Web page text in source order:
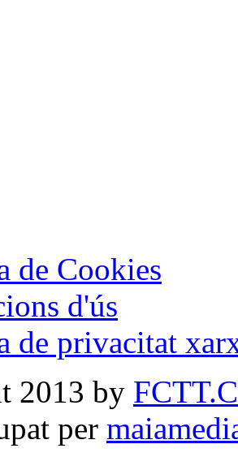
de Cookies
d'ús
de privacitat
2013 by
per